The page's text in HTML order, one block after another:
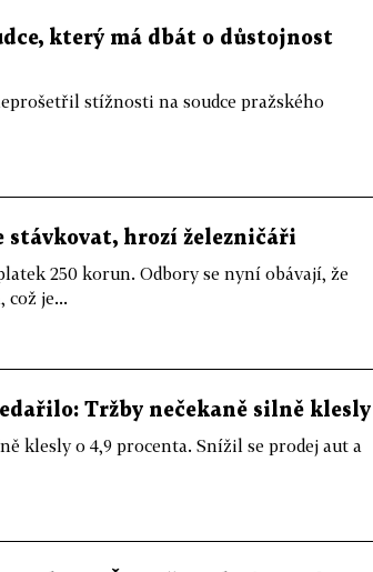
který má dbát o důstojnost
stížnosti na soudce pražského
stávkovat, hrozí železničáři
250 korun. Odbory se nyní obávají, že
což je...
Tržby nečekaně silně klesly
klesly o 4,9 procenta. Snížil se prodej aut a